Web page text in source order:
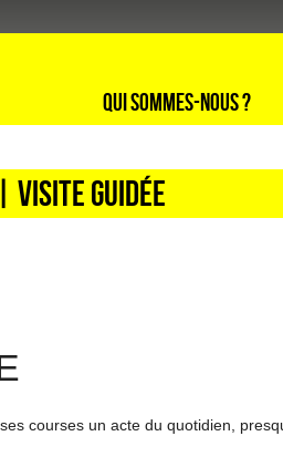
Qui sommes-nous ?
visite guidée
courses un acte du quotidien,